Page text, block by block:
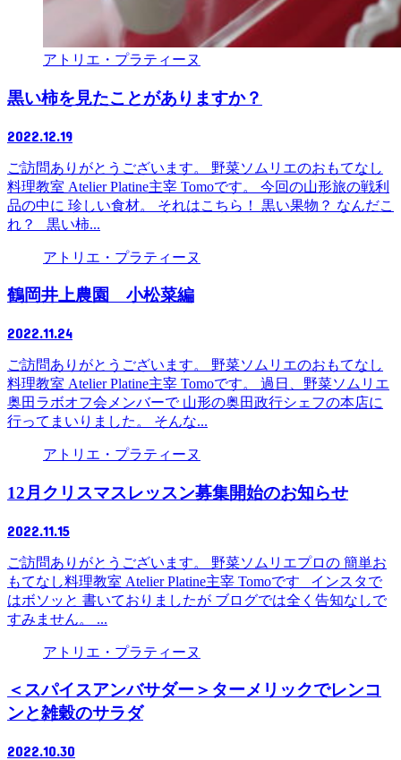
アトリエ・プラティーヌ
黒い柿を見たことがありますか？
2022.12.19
ご訪問ありがとうございます。 野菜ソムリエのおもてなし
料理教室 Atelier Platine主宰 Tomoです。 今回の山形旅の戦利
品の中に 珍しい食材。 それはこちら！ 黒い果物？ なんだこ
れ？ 黒い柿...
アトリエ・プラティーヌ
鶴岡井上農園 小松菜編
2022.11.24
ご訪問ありがとうございます。 野菜ソムリエのおもてなし
料理教室 Atelier Platine主宰 Tomoです。 過日、野菜ソムリエ
奥田ラボオフ会メンバーで 山形の奥田政行シェフの本店に
行ってまいりました。 そんな...
アトリエ・プラティーヌ
12月クリスマスレッスン募集開始のお知らせ
2022.11.15
ご訪問ありがとうございます。 野菜ソムリエプロの 簡単お
もてなし料理教室 Atelier Platine主宰 Tomoです インスタで
はボソッと 書いておりましたが ブログでは全く告知なしで
すみません。 ...
アトリエ・プラティーヌ
＜スパイスアンバサダー＞ターメリックでレンコ
ンと雑穀のサラダ
2022.10.30